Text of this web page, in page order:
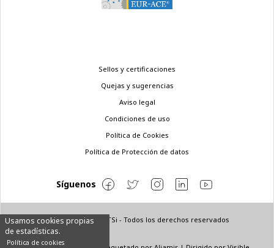
Usamos cookies propias
de estadísticas.
Política de cookies
© Copyright 2022 ETSi - Todos los derechos reservados
Sellos y certificaciones
Quejas y sugerencias
Aviso legal
Condiciones de uso
Política de Cookies
Política de Protección de datos
Síguenos